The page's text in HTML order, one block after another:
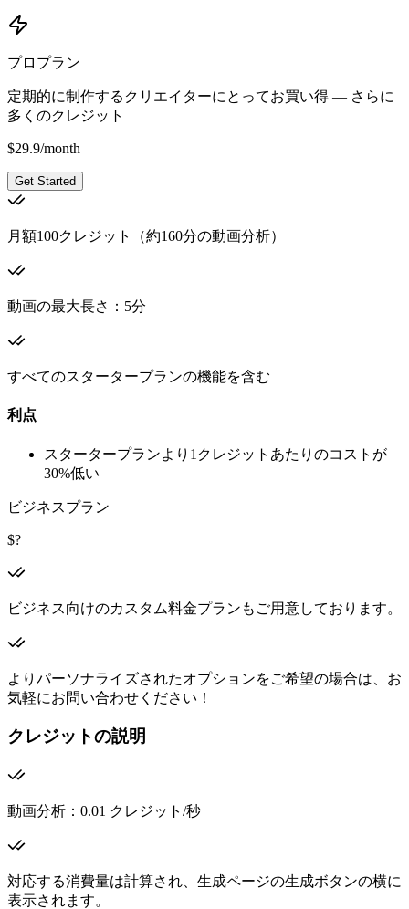
プロプラン
定期的に制作するクリエイターにとってお買い得 — さらに
多くのクレジット
$29.9/month
Get Started
月額100クレジット（約160分の動画分析）
動画の最大長さ：5分
すべてのスタータープランの機能を含む
利点
スタータープランより1クレジットあたりのコストが
30%低い
ビジネスプラン
$?
ビジネス向けのカスタム料金プランもご用意しております。
よりパーソナライズされたオプションをご希望の場合は、お
気軽にお問い合わせください！
クレジットの説明
動画分析：0.01 クレジット/秒
対応する消費量は計算され、生成ページの生成ボタンの横に
表示されます。